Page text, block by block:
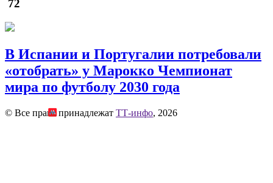
72
В Испании и Португалии потребовали
«отобрать» у Марокко Чемпионат
мира по футболу 2030 года
© Все права принадлежат ТТ-инфо, 2026